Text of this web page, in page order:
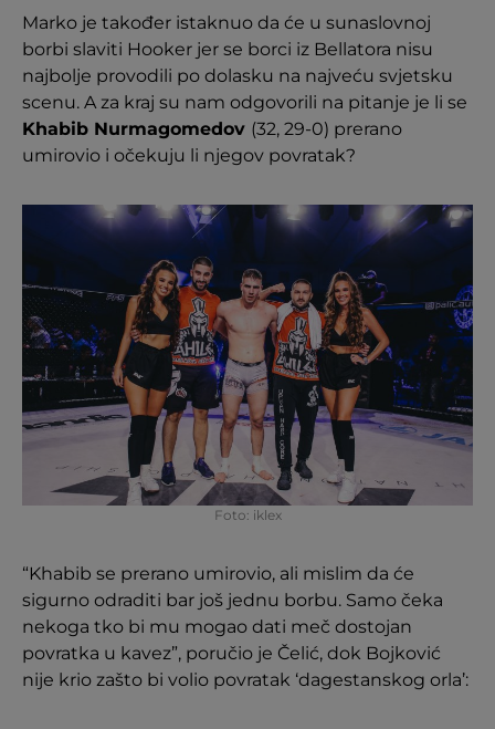
Marko je također istaknuo da će u sunaslovnoj
borbi slaviti Hooker jer se borci iz Bellatora nisu
najbolje provodili po dolasku na najveću svjetsku
scenu. A za kraj su nam odgovorili na pitanje je li se
Khabib Nurmagomedov (32, 29-0) prerano
umirovio i očekuju li njegov povratak?
Foto: iklex
“Khabib se prerano umirovio, ali mislim da će
sigurno odraditi bar još jednu borbu. Samo čeka
nekoga tko bi mu mogao dati meč dostojan
povratka u kavez”, poručio je Čelić, dok Bojković
nije krio zašto bi volio povratak ‘dagestanskog orla’: